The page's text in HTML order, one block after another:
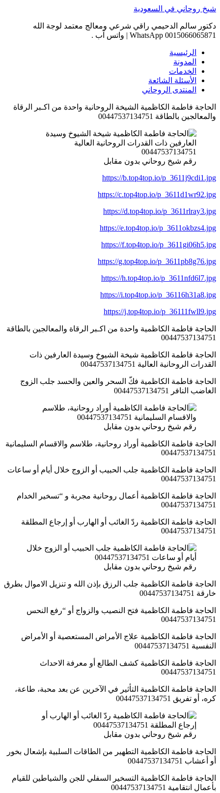
Skip
content
شيخ روحاني في السعودية
دكتور سالم الدحيمي راقي شرعي ومعالج معتمد لوجة الله
0015066065871 WhatsApp | واتس آب .
الرئيسية
المدونة
الخدمات
الأسئلة الشائعة
المنتدى الروحاني
الحاجة فاطمة الكاظمية الشيخة الروحانية واحدة من اكـبر الرقاة
والمعالجين بالطاقة 00447537134751
رقم شيخ روحاني بدون مقابل
https://b.top4top.io/p_3611j9cdi1.jpg
https://c.top4top.io/p_3611d1wr92.jpg
https://d.top4top.io/p_3611rlray3.jpg
https://e.top4top.io/p_3611okbzs4.jpg
https://f.top4top.io/p_3611gi06h5.jpg
https://g.top4top.io/p_3611pb8g76.jpg
https://h.top4top.io/p_3611nfd6l7.jpg
https://i.top4top.io/p_36116h31a8.jpg
https://j.top4top.io/p_36111fwll9.jpg
الحاجة فاطمة الكاظمية واحدة من اكـبر الرقاة والمعالجين بالطاقة
00447537134751
الحاجة فاطمة الكاظمية شيخة الشيوخ وسيدة العارفين ذات
القدرات الروحانية العالية 00447537134751
الحاجة فاطمة الكاظمية فكّ السحر والعين والحسد جلب الزوج
الغاضب النافر 00447537134751
رقم شيخ روحاني بدون مقابل
الحاجة فاطمة الكاظمية أوراد روحانية، طلاسم والاقسام السليمانية
00447537134751
الحاجة فاطمة الكاظمية جلب الحبيب أو الزوج خلال أيام أو ساعات
00447537134751
الحاجة فاطمة الكاظمية أعمال روحانية مجربة و “تسخير الخدام
00447537134751
الحاجة فاطمة الكاظمية ردّ الغائب أو الهارب أو إرجاع المطلقة
00447537134751
رقم شيخ روحاني بدون مقابل
الحاجة فاطمة الكاظمية جلب الرزق بإذن الله و تنزيل الاموال بطرق
خارقة 00447537134751
الحاجة فاطمة الكاظمية فتح النصيب والزواج أو “رفع النحس
00447537134751
الحاجة فاطمة الكاظمية علاج الأمراض المستعصية أو الأمراض
النفسية 00447537134751
الحاجة فاطمة الكاظمية كشف الطالع أو معرفة الاحداث
00447537134751
الحاجة فاطمة الكاظمية التأثير في الآخرين عن بعد محبة، طاعة،
كره، أو تفريق 00447537134751
رقم شيخ روحاني بدون مقابل
الحاجة فاطمة الكاظمية التطهير من الطاقات السلبية بإشعال بخور
أو أعشاب 00447537134751
الحاجة فاطمة الكاظمية التسخير السفلي للجن والشياطين للقيام
بأعمال انتقامية 00447537134751